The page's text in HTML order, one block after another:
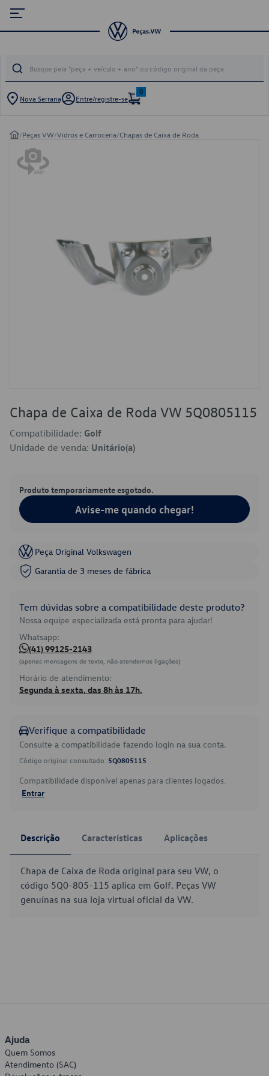
Nova Serrana Entre/registre-se
0
/Peças VW/Vidros e Carroceria/Chapas de Caixa de Roda
Chapa de Caixa de Roda VW 5Q0805115
Compatibilidade: Golf
Unidade de venda: Unitário(a)
Produto temporariamente esgotado.
Avise-me quando chegar!
Peça Original Volkswagen
Garantia de 3 meses de fábrica
Tem dúvidas sobre a compatibilidade deste produto?
Nossa equipe especializada está pronta para ajudar!
Whatsapp:
(41) 99125-2143
(apenas mensagens de texto, não atendemos ligações)
Horário de atendimento:
Segunda à sexta, das 8h às 17h.
Verifique a compatibilidade
Consulte a compatibilidade fazendo login na sua conta.
Código original consultado: 5Q0805115
Compatibilidade disponível apenas para clientes logados.
Entrar
Descrição Características Aplicações
Chapa de Caixa de Roda original para seu VW, o
código 5Q0-805-115 aplica em Golf. Peças VW
genuínas na sua loja virtual oficial da VW.
Ajuda
Quem Somos
Atendimento (SAC)